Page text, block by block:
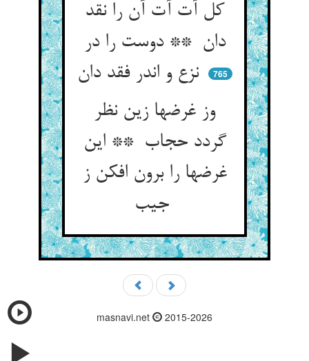
کل آت آت آن را نقد
دان ** دوست را در
نزع و اندر فقد دان
765
وز غرضها زین نظر
گردد حجاب ** این
غرضها را برون افکن ز
masnavi.net 2015-2026